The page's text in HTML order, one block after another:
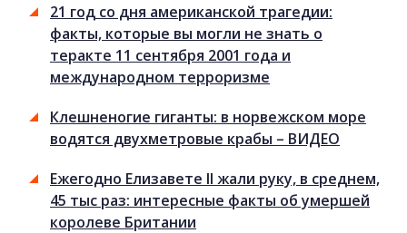
21 год со дня американской трагедии:
факты, которые вы могли не знать о
теракте 11 сентября 2001 года и
международном терроризме
Клешненогие гиганты: в норвежском море
водятся двухметровые крабы – ВИДЕО
Ежегодно Елизавете II жали руку, в среднем,
45 тыс раз: интересные факты об умершей
королеве Британии